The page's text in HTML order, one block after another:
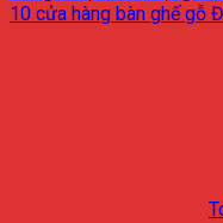
10 cửa hàng bàn ghế gỗ